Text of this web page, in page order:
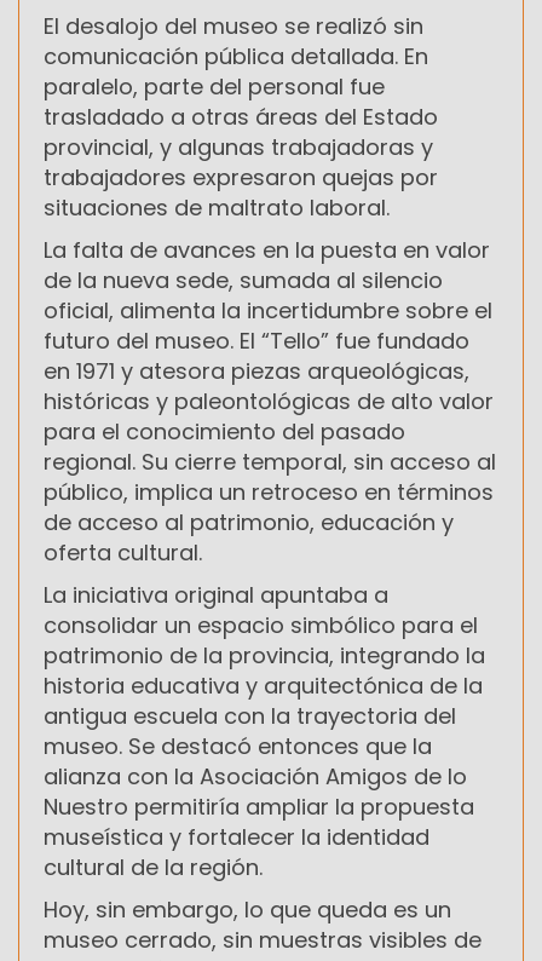
El desalojo del museo se realizó sin
comunicación pública detallada. En
paralelo, parte del personal fue
trasladado a otras áreas del Estado
provincial, y algunas trabajadoras y
trabajadores expresaron quejas por
situaciones de maltrato laboral.
La falta de avances en la puesta en valor
de la nueva sede, sumada al silencio
oficial, alimenta la incertidumbre sobre el
futuro del museo. El “Tello” fue fundado
en 1971 y atesora piezas arqueológicas,
históricas y paleontológicas de alto valor
para el conocimiento del pasado
regional. Su cierre temporal, sin acceso al
público, implica un retroceso en términos
de acceso al patrimonio, educación y
oferta cultural.
La iniciativa original apuntaba a
consolidar un espacio simbólico para el
patrimonio de la provincia, integrando la
historia educativa y arquitectónica de la
antigua escuela con la trayectoria del
museo. Se destacó entonces que la
alianza con la Asociación Amigos de lo
Nuestro permitiría ampliar la propuesta
museística y fortalecer la identidad
cultural de la región.
Hoy, sin embargo, lo que queda es un
museo cerrado, sin muestras visibles de